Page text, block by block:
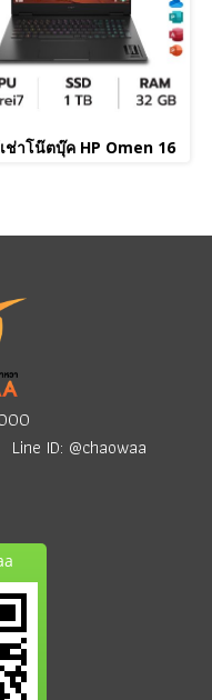
ช่าโน๊ตบุ๊ค HP Omen 16
Line ID: @chaowaa